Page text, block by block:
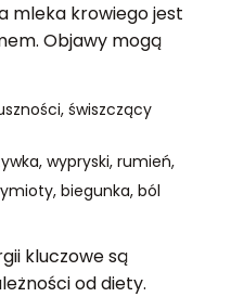
mleka krowiego jest
Objawy mogą
świszczący
wypryski, rumień,
biegunka, ból
kluczowe są
od diety.